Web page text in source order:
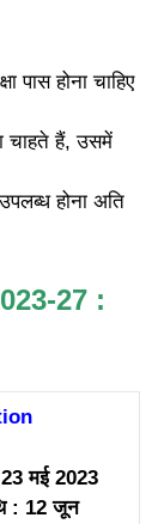
पास होना चाहिए
चाहते हैं, उसमें
उपलब्ध होना अति
27 :
मई 2023
: 12 जून